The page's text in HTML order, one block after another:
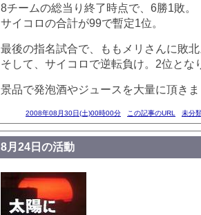
8チームの総当り終了時点で、6勝1敗。
サイコロの合計が99で暫定1位。
最後の指名試合で、ももメリさんに敗
そして、サイコロで逆転負け。2位とな
景品で発泡酒やジュースを大量に頂き
2008年08月30日(土)00時00分 この記事のURL 未分
8月24日の活動